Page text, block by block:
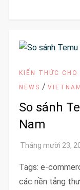
KIẾN THỨC CHO
NEWS /VIETNAM
So sánh
Nam
Tags: e-
các nền tảng